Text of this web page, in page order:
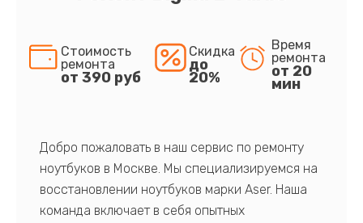
Стоимость
ремонта
от 390 руб
Скидка
до
20%
Время
ремонта
от 20
мин
Добро пожаловать в наш сервис по ремонту
ноутбуков в Москве. Мы специализируемся на
восстановлении ноутбуков марки Aser. Наша
команда включает в себя опытных